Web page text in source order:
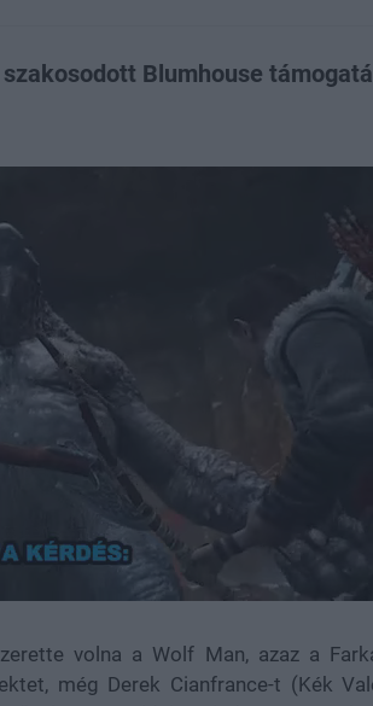
Blumhouse
volna a Wolf Man, azaz a
még Derek Cianfrance-t (Kék